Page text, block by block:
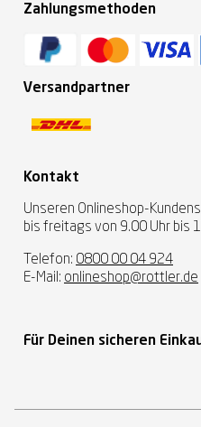
Zahlungsmethoden
Versandpartner
Kontakt
Unseren Onlineshop-
bis freitags von 9.00 Uhr bis
Telefon: 0800 00 04 924
E-Mail: onlineshop@rottler.de
Für Deinen sicheren